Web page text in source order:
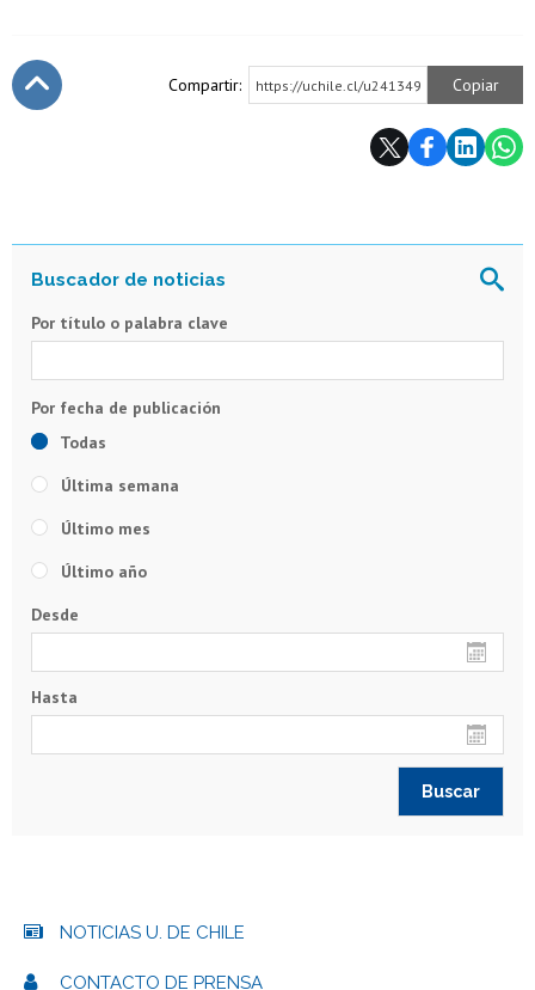
Compartir: https://uchile.cl/u241349 Copiar
Por título o palabra clave
Todas
Última semana
Último mes
Último año
Desde
Hasta
NOTICIAS U. DE CHILE
CONTACTO DE PRENSA